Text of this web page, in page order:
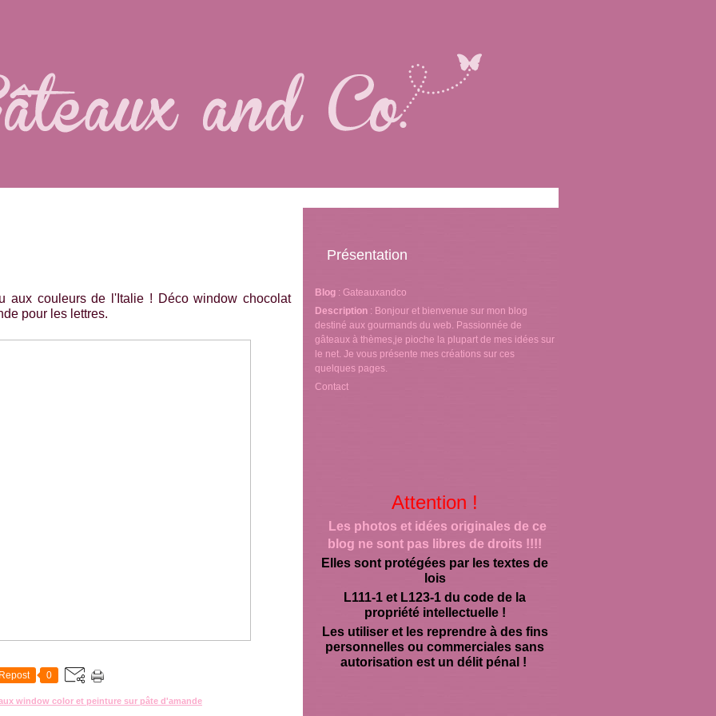
aux couleurs de l'Italie ! Déco window chocolat
pour les lettres.
Repost 0
window color et peinture sur pâte d'amande
Présentation
Blog : Gateauxandco
Description : Bonjour et bienvenue sur mon blog
destiné aux gourmands du web. Passionnée de
gâteaux à thèmes,je pioche la plupart de mes idées sur
le net. Je vous présente mes créations sur ces
quelques pages.
Contact
Attention !
Les photos et idées originales de ce
blog ne sont pas libres de droits !!!!
Elles sont protégées par les textes de
lois
L111-1 et L123-1 du code de la
propriété intellectuelle !
Les utiliser et les reprendre à des fins
personnelles ou commerciales sans
autorisation est un délit pénal !